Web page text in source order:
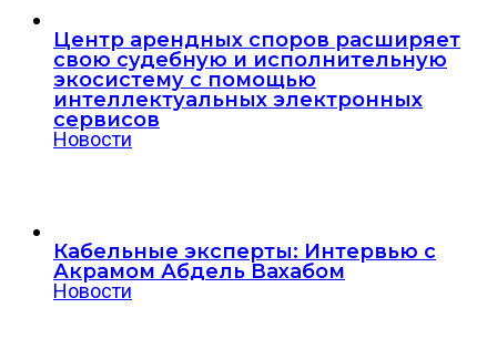
Центр арендных споров расширяет
свою судебную и исполнительную
экосистему с помощью
интеллектуальных электронных
сервисов
Новости
Кабельные эксперты: Интервью с
Акрамом Абдель Вахабом
Новости